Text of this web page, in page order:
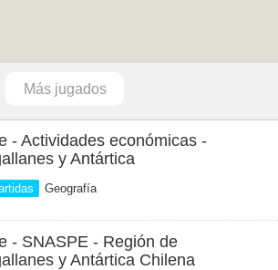
Más jugados
- Actividades económicas -
y Antártica
Geografía
- SNASPE - Región de
y Antártica Chilena